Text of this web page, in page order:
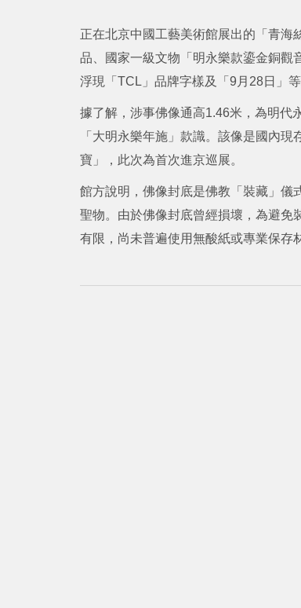
正在北京中國工藝美術館展出的「青海
品、國家一級文物「明永樂款鎏金銅觀
浮現「TCL」品牌字樣及「9月28日」
據了解，涉事佛像通高1.46米，為明代
「大明永樂年施」款識。該像是國內
寶」，此次為首次進京巡展。
館方說明，佛像封底是佛教「裝藏」儀
聖物。由於佛像封底曾經損壞，為避免
有限，尚未普遍使用無酸紙或專業保存